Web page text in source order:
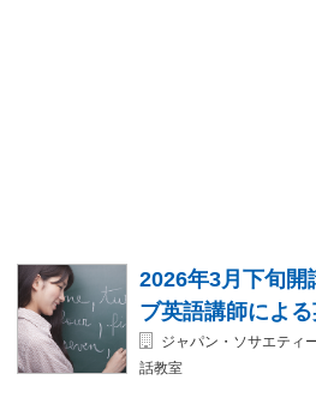
2026年3月下旬開
ブ英語講師によ
ジャパン・ソサエティ
話教室